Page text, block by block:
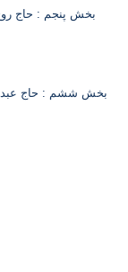
بخش پنجم : حاج
بخش ششم : حاج